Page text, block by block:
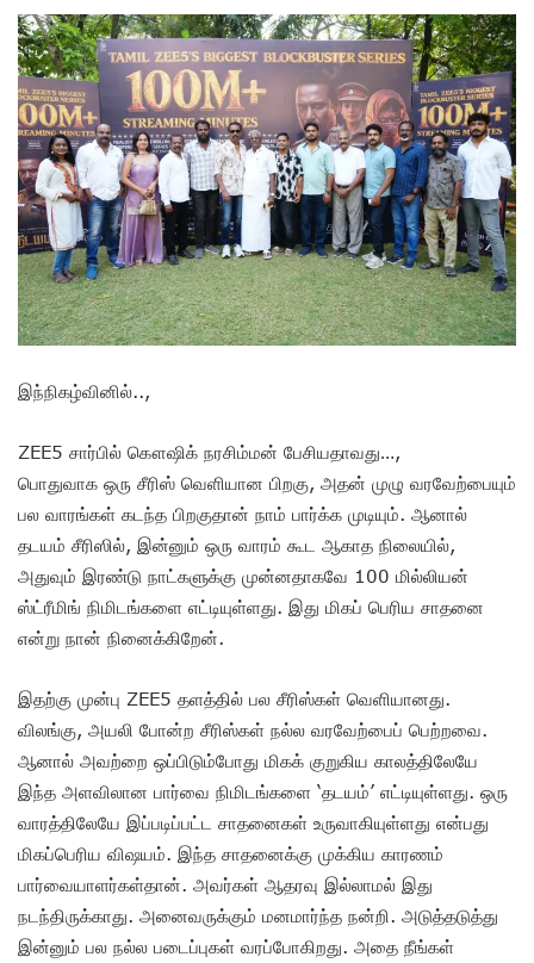
இந்நிகழ்வினில்..,
ZEE5 சார்பில் கௌஷிக் நரசிம்மன் பேசியதாவது…,
பொதுவாக ஒரு சீரிஸ் வெளியான பிறகு, அதன் முழு வரவேற்பையும்
பல வாரங்கள் கடந்த பிறகுதான் நாம் பார்க்க முடியும். ஆனால்
தடயம் சீரிஸில், இன்னும் ஒரு வாரம் கூட ஆகாத நிலையில்,
அதுவும் இரண்டு நாட்களுக்கு முன்னதாகவே 100 மில்லியன்
ஸ்ட்ரீமிங் நிமிடங்களை எட்டியுள்ளது. இது மிகப் பெரிய சாதனை
என்று நான் நினைக்கிறேன்.
இதற்கு முன்பு ZEE5 தளத்தில் பல சீரிஸ்கள் வெளியானது.
விலங்கு, அயலி போன்ற சீரிஸ்கள் நல்ல வரவேற்பைப் பெற்றவை.
ஆனால் அவற்றை ஒப்பிடும்போது மிகக் குறுகிய காலத்திலேயே
இந்த அளவிலான பார்வை நிமிடங்களை ‘தடயம்’ எட்டியுள்ளது. ஒரு
வாரத்திலேயே இப்படிப்பட்ட சாதனைகள் உருவாகியுள்ளது என்பது
மிகப்பெரிய விஷயம். இந்த சாதனைக்கு முக்கிய காரணம்
பார்வையாளர்கள்தான். அவர்கள் ஆதரவு இல்லாமல் இது
நடந்திருக்காது. அனைவருக்கும் மனமார்ந்த நன்றி. அடுத்தடுத்து
இன்னும் பல நல்ல படைப்புகள் வரப்போகிறது. அதை நீங்கள்